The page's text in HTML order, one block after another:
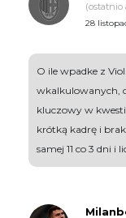
(ostatnio
28
O ile wpadke z
wkalkulowanych,
kluczowy w
krótką kadrę i
samej 11 co 3 dni i